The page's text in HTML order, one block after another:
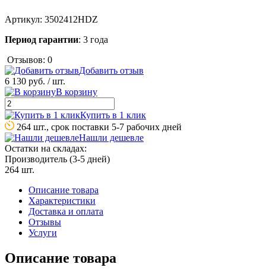
Артикул: 3502412HDZ
Период гарантии: 3 года
Отзывов: 0
Добавить отзыв
6 130 руб. / шт.
В корзину
Купить в 1 клик
264 шт., срок поставки 5-7 рабочих дней
Нашли дешевле
Остатки на складах:
Производитель (3-5 дней)
264 шт.
Описание товара
Характеристики
Доставка и оплата
Отзывы
Услуги
Описание товара